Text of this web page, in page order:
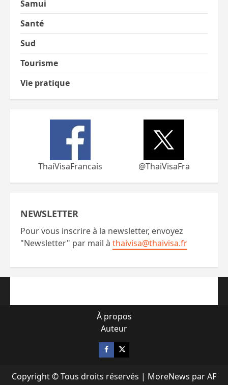
Samui
Santé
Sud
Tourisme
Vie pratique
ThaiVisaFrancais @ThaiVisaFra
NEWSLETTER
Pour vous inscrire à la newsletter, envoyez
"Newsletter" par mail à thaivisa@thaivisa.fr
À propos
Auteur
Facebook
X
Copyright © Tous droits réservés | MoreNews par AF